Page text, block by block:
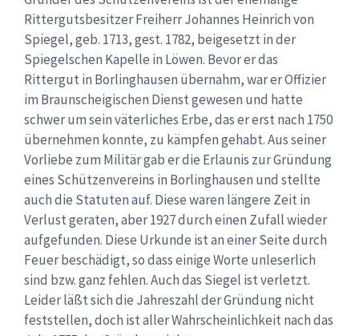
Rittergutsbesitzer Freiherr Johannes Heinrich von
Spiegel, geb. 1713, gest. 1782, beigesetzt in der
Spiegelschen Kapelle in Löwen. Bevor er das
Rittergut in Borlinghausen übernahm, war er Offizier
im Braunscheigischen Dienst gewesen und hatte
schwer um sein väterliches Erbe, das er erst nach 1750
übernehmen konnte, zu kämpfen gehabt. Aus seiner
Vorliebe zum Militär gab er die Erlaunis zur Gründung
eines Schützenvereins in Borlinghausen und stellte
auch die Statuten auf. Diese waren längere Zeit in
Verlust geraten, aber 1927 durch einen Zufall wieder
aufgefunden. Diese Urkunde ist an einer Seite durch
Feuer beschädigt, so dass einige Worte unleserlich
sind bzw. ganz fehlen. Auch das Siegel ist verletzt.
Leider läßt sich die Jahreszahl der Gründung nicht
feststellen, doch ist aller Wahrscheinlichkeit nach das